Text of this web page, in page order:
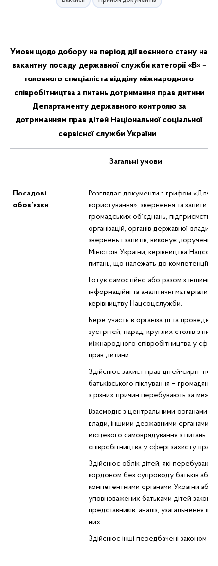
Умови щодо добору на період дії воєнного стану на
вакантну посаду державної служби категорії «В» −
головного спеціаліста відділу міжнародного
співробітництва з питань дотримання прав дитини
Департаменту державного контролю за
дотриманням прав дітей Національної соціальної
сервісної служби України
Загальні умови
Посадові
обов’язки
Розглядає документи з грифом «Для
користування», звернення та запити
громадських об’єднань, підприємств,
організацій, органів державної влади,
звернень і запитів, виконує доручення
Міністрів України, керівництва
питань, що належать до компетенції
Готує самостійно або разом з іншими
інформаційні та аналітичні матеріали
керівництву Нацсоцслужби.
Бере участь в організації та
зустрічей, нарад, круглих столів з
міжнародного співробітництва у
прав дитини.
Здійснює захист прав дітей-сиріт,
батьківського піклування – громадянам
з різних причин перебувають за
Взаємодіє з центральними органами
влади, іншими державними органами,
місцевого самоврядування з питань
співробітництва у сфері захисту прав
Здійснює облік дітей, які перебувають
кордоном без супроводу батьків або
компетентними органами України або
уповноважених батьками дітей
представників, аналіз, узагальнення
них.
Здійснює інші передбачені законом